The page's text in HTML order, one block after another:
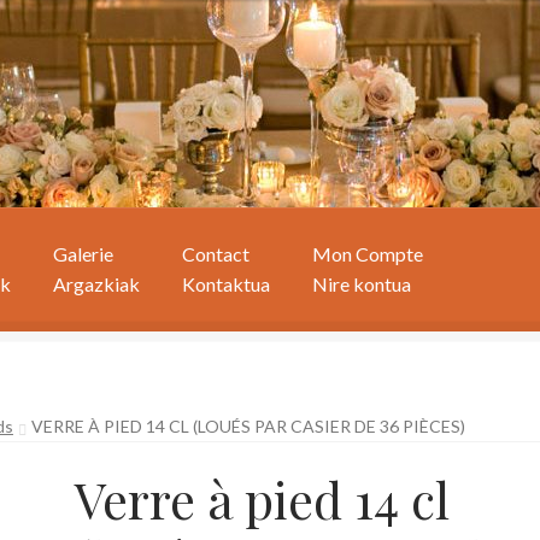
Galerie
Argazkiak
Contact
Kontaktua
Mon Compte
Nire kontua
VERRE À PIED 14 CL (LOUÉS PAR CASIER DE 36 PIÈCES)
Verre à pied 14 cl